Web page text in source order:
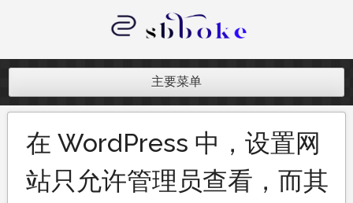
内
记录跨境电商独立站开发遇到的点点
主要菜单
在 WordPress 中，设置网
站只允许管理员查看，而其